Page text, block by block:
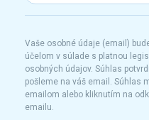
Vaše osobné údaje (email)
účelom v súlade s platnou
osobných údajov. Súhlas
pošleme na váš email. Súhlas
emailom alebo kliknutím na
emailu.